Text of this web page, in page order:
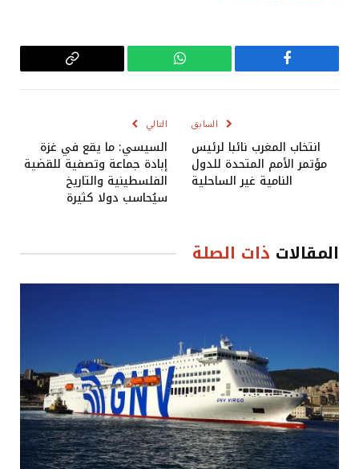
فيسبوك واتساب
Copy
السابق
انتخاب المغرب نائبا لرئيس
مؤتمر الأمم المتحدة للدول
النامية غير الساحلية
التالي
السيسي: ما يقع في غزة
إبادة جماعة وتصفية للقضية
الفلسطينية والتاريخ
سيُحاسب دولا كثيرة
المقالات ذات الصلة